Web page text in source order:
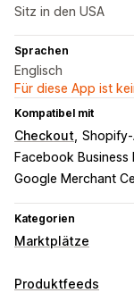
Sitz in den USA
Sprachen
Englisch
Für diese App ist
Kompatibel mit
Checkout
Facebook Business
Google Merchant
Kategorien
Marktplätze
Produktfeeds